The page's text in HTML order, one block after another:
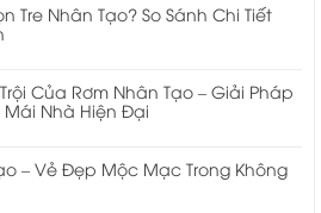
Tre Nhân Tạo? So Sánh Chi Tiết
Của Rơm Nhân Tạo – Giải Pháp
Nhà Hiện Đại
– Vẻ Đẹp Mộc Mạc Trong Không